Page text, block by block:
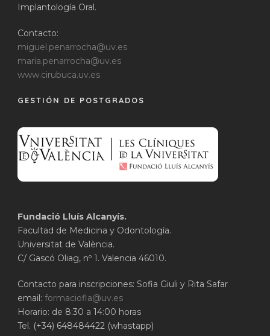
Implantología Oral.
Contacto:
miguel.penarrocha@uv.es
maria.penarrocha@uv.es
www.cirubuca.uv.es
GESTIÓN DE POSTGRADOS
Fundació Lluís Alcanyís.
Facultad de Medicina y Odontología.
Universitat de València.
C/ Gascó Oliag, nº 1. Valencia 46010.
Contacto para inscripciones: Sofia Giuli y Rita Safar
email: formaciofla@uv.es
Horario: de 8:30 a 14:00 horas
Tel. (+34) 648484422 (whastapp)